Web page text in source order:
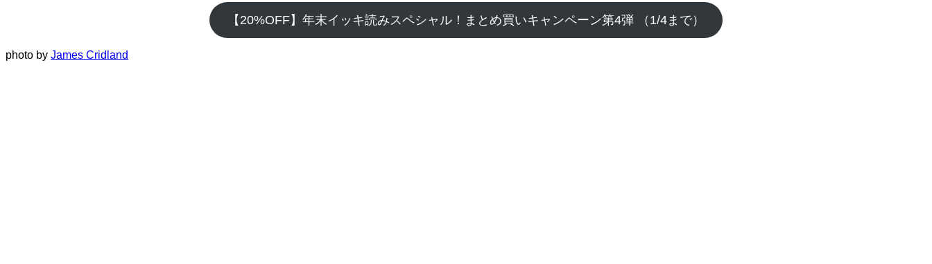
【20%OFF】年末イッキ読みスペシャル！まとめ買いキャンペーン第4弾 （1/4まで）
photo by James Cridland